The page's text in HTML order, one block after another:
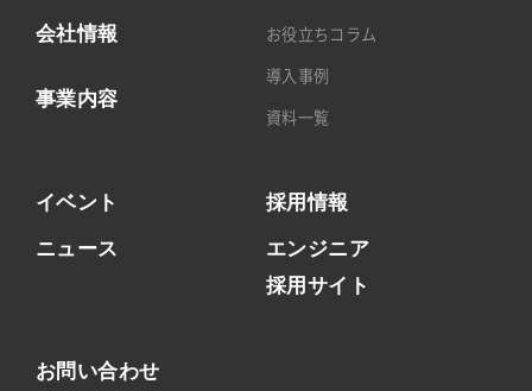
会社情報
事業内容
お役立ちコラム
導入事例
資料一覧
イベント
ニュース
採用情報
エンジニア
採用サイト
お問い合わせ